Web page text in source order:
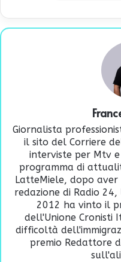
Giornalista
il sito del Corriere
interviste per Mtv
programma di
LatteMiele, dopo
redazione di Radio
2012 ha vinto il
dell'Unione Cronisti
difficoltà
premio Redattore